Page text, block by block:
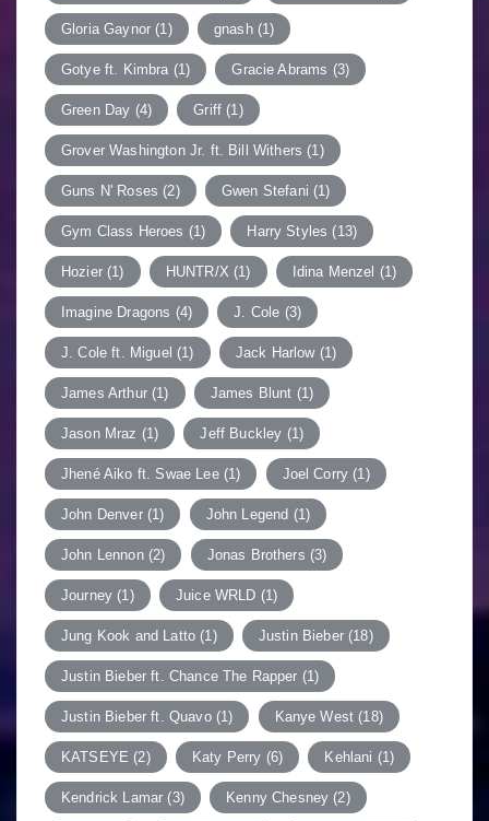
Gloria Gaynor (1) gnash(1)
Gotye ft. Kimbra (1) Gracie Abrams (3)
Green Day (4) Griff (1)
Grover Washington Jr. ft. Bill Withers (1)
Guns N' Roses (2) Gwen Stefani (1)
Gym Class Heroes (1) Harry Styles (13)
Hozier(1) HUNTR/X (1) Idina Menzel (1)
Imagine Dragons (4) J. Cole (3)
J. Cole ft. Miguel (1) Jack Harlow(1)
James Arthur(1) James Blunt (1)
Jason Mraz (1) Jeff Buckley (1)
Jhené Aiko ft. Swae Lee(1) Joel Corry (1)
John Denver(1) John Legend (1)
John Lennon(2) Jonas Brothers (3)
Journey (1) Juice WRLD (1)
Jung Kook and Latto (1) Justin Bieber(18)
Justin Bieber ft. Chance The Rapper (1)
Justin Bieber ft. Quavo(1) Kanye West (18)
KATSEYE (2) Katy Perry (6) Kehlani (1)
Kendrick Lamar (3) Kenny Chesney (2)